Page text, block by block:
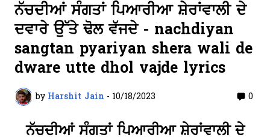
ਨੱਚਦੀਆਂ ਸੰਗਤਾਂ ਪਿਆਰੀਆ ਸ਼ੇਰਾਂਵਾਲੀ ਦੇ
ਦਵਾਰੇ ਉੱਤੇ ਢੋਲ ਵੱਜਦੇ - nachdiyan
sangtan pyariyan shera wali de
dware utte dhol vajde lyrics
by Harshit Jain - 10/18/2023 0
ਨੱਚਦੀਆਂ ਸੰਗਤਾਂ ਪਿਆਰੀਆ ਸ਼ੇਰਾਂਵਾਲੀ ਦੇ